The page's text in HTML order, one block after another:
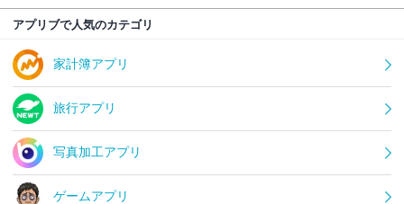
アプリブで人気のカテゴリ
家計簿アプリ
旅行アプリ
写真加工アプリ
ゲームアプリ